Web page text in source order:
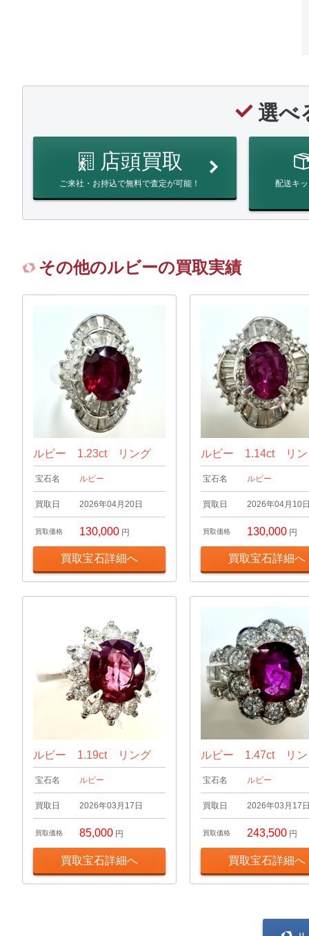
選べ
店頭買取
ご来社・お持込で無料で査定が可能！ 配送キ
その他のルビーの買取実績
ルビー 1.23ct リング
宝石名 ルビー
買取日 2026年04月20日
買取価格 130,000 円
買取宝石詳細へ
ルビー 1.14ct リン
宝石名 ルビー
買取日 2026年04月10
買取価格 130,000 円
買取宝石詳細へ
ルビー 1.19ct リング
宝石名 ルビー
買取日 2026年03月17日
買取価格 85,000 円
買取宝石詳細へ
ルビー 1.47ct リン
宝石名 ルビー
買取日 2026年03月17
買取価格 243,500 円
買取宝石詳細へ